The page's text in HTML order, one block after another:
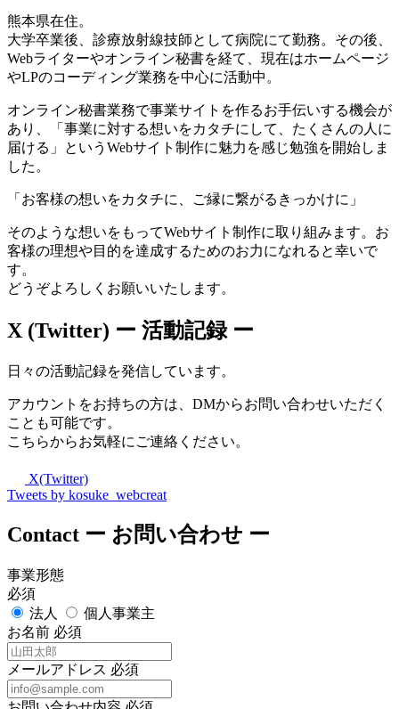
熊本県在住。
大学卒業後、診療放射線技師として病院にて勤務。その後、
Webライターやオンライン秘書を経て、現在はホームページ
やLPのコーディング業務を中心に活動中。
オンライン秘書業務で事業サイトを作るお手伝いする機会が
あり、「事業に対する想いをカタチにして、たくさんの人に
届ける」というWebサイト制作に魅力を感じ勉強を開始しま
した。
「お客様の想いをカタチに、ご縁に繋がるきっかけに」
そのような想いをもってWebサイト制作に取り組みます。お
客様の理想や目的を達成するためのお力になれると幸いで
す。
どうぞよろしくお願いいたします。
X (Twitter) ー 活動記録 ー
日々の活動記録を発信しています。
アカウントをお持ちの方は、DMからお問い合わせいただく
ことも可能です。
こちらからお気軽にご連絡ください。
X(Twitter)
Tweets by kosuke_webcreat
Contact ー お問い合わせ ー
事業形態
必須
法人
個人事業主
お名前 必須
メールアドレス 必須